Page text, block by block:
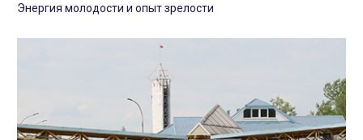
Энергия молодости и опыт зрелости